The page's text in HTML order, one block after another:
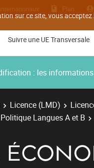
sur ce site, vous
Plan
Suivre une UE Transversale
: les
Licence (LMD)
Langues A et B